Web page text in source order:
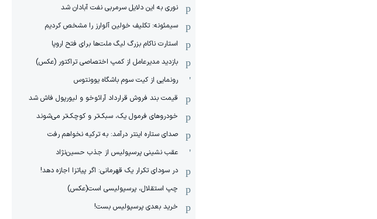
نوری به این دلایل سرمربی نفت آبادان شد
سیمئونه: تکلیف خولین آلوارز را مشخص کردیم
استارت ناکام بزرگ لیگ ملت‌ها برای فتح اروپا
بازدید مدیرعامل از کمپ اختصاصی تراکتور (عکس)
رونمایی از کیت سوم باشگاه یوونتوس
قیمت بند فروش قرارداد آرائوخو و لیورپول فاش شد
خودروهای فرمول یک، سبک‌تر و کوچک‌تر می‌شوند
صدای ستاره اینتر درآمد: به ترکیه نخواهم رفت
عقب نشینی پرسپولیس از جذب حسین‌نژاد
در سودای تکرار یک قهرمانی: اگر پیاتزا اجازه دهد!
چپ استقلال، پرسپولیسی است(عکس)
خرید بعدی پرسپولیس بست!